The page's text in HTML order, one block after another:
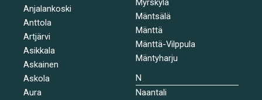
Anjalankoski
Anttola
Artjärvi
Asikkala
Askainen
Askola
Aura
Myrskylä
Mäntsälä
Mänttä
Mänttä-Vilppula
Mäntyharju
N
Naantali